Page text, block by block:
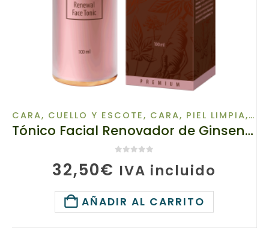
CARA, CUELLO Y ESCOTE, CARA, PIEL LIMPIA,
Tónico Facial Renovador de Ginseng y Peonía, 10116, Volumen: 100 ml, Contra los signos del tiempo y el estrés
32,50€ IVA incluido
AÑADIR AL CARRITO